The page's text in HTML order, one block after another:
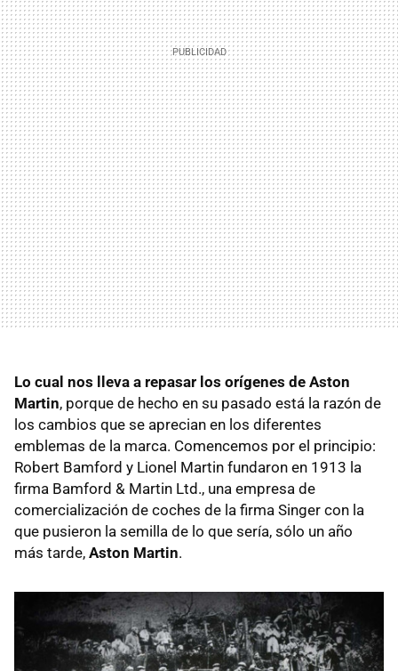
Lo cual nos lleva a repasar los orígenes de Aston
Martin, porque de hecho en su pasado está la razón de
los cambios que se aprecian en los diferentes
emblemas de la marca. Comencemos por el principio:
Robert Bamford y Lionel Martin fundaron en 1913 la
firma Bamford & Martin Ltd., una empresa de
comercialización de coches de la firma Singer con la
que pusieron la semilla de lo que sería, sólo un año
más tarde, Aston Martin.